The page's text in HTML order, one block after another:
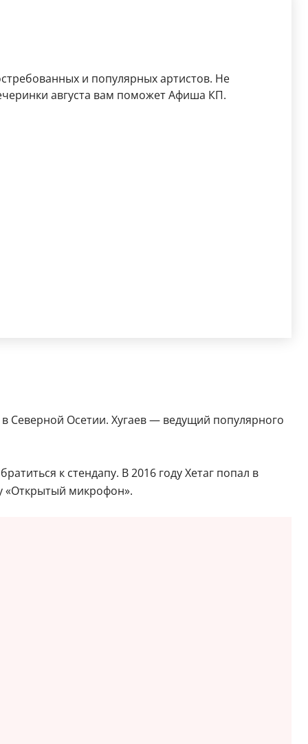
и популярных артистов. Не
августа вам поможет Афиша КП.
Северной Осетии. Хугаев — ведущий популярного
к стендапу. В 2016 году Хетаг попал в
«Открытый микрофон».